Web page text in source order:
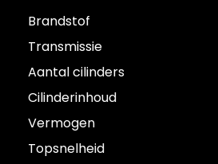
Brandstof
Transmissie
Aantal cilinders
Cilinderinhoud
Vermogen
Topsnelheid